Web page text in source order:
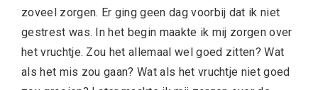
zoveel zorgen. Er ging geen dag voorbij dat ik niet
gestrest was. In het begin maakte ik mij zorgen over
het vruchtje. Zou het allemaal wel goed zitten? Wat
als het mis zou gaan? Wat als het vruchtje niet goed